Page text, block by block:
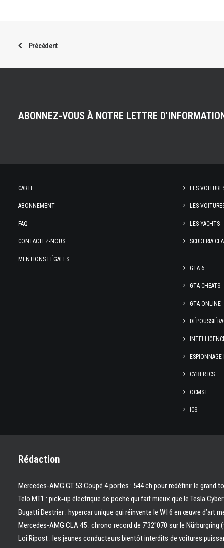
Précédent
ABONNEZ-VOUS À NOTRE LETTRE
CARTE
ABONNEMENT
FAQ
CONTACTEZ-NOUS
MENTIONS LÉGALES
LES
LES
LES YACHTS
SCUDERIA
GTA 6
GTA CHEATS
GTA ONLINE
CYBER ICS
OCMST
ICS
Rédaction
Mercedes-AMG GT 53 Coupé 4 portes : 544 ch pour redéfinir le grand
Telo MT1 : pick‑up électrique de poche qui fait mieux que le Tesla
Bugatti Destrier : hypercar unique qui réinvente le W16 en œuvre d’art
Mercedes-AMG CLA 45 : chrono record de 7’32″070 sur le Nürburgring
Loi Ripost : les jeunes conducteurs bientôt interdits de voitures